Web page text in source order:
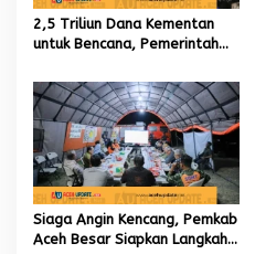
2,5 Triliun Dana Kementan
untuk Bencana, Pemerintah
Siaga Angin Kencang, Pemkab
Aceh Besar Siapkan Langkah